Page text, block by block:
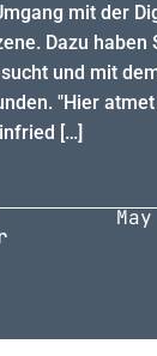
mit der
Dazu haben
und mit
"Hier
[…]